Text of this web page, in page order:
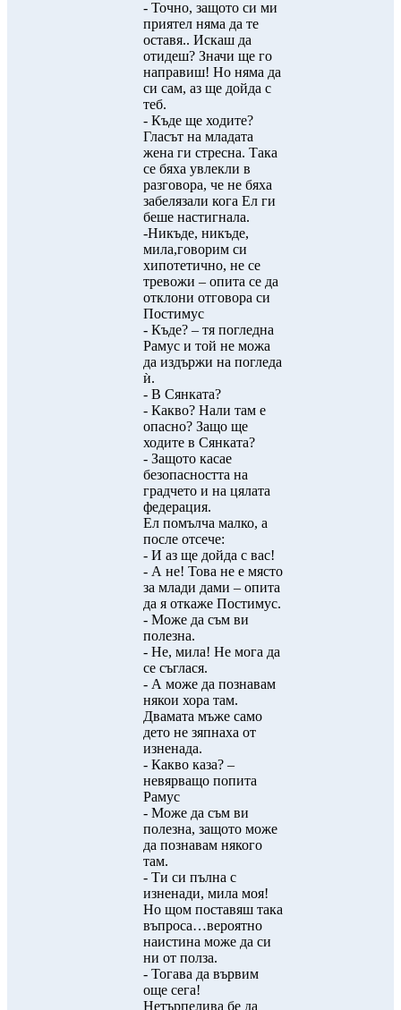
- Точно, защото си ми
приятел няма да те
оставя.. Искаш да
отидеш? Значи ще го
направиш! Но няма да
си сам, аз ще дойда с
теб.
- Къде ще ходите?
Гласът на младата
жена ги стресна. Така
се бяха увлекли в
разговора, че не бяха
забелязали кога Ел ги
беше настигнала.
-Никъде, никъде,
мила,говорим си
хипотетично, не се
тревожи – опита се да
отклони отговора си
Постимус
- Къде? – тя погледна
Рамус и той не можа
да издържи на погледа
ѝ.
- В Сянката?
- Какво? Нали там е
опасно? Защо ще
ходите в Сянката?
- Защото касае
безопасността на
градчето и на цялата
федерация.
Ел помълча малко, а
после отсече:
- И аз ще дойда с вас!
- А не! Това не е място
за млади дами – опита
да я откаже Постимус.
- Може да съм ви
полезна.
- Не, мила! Не мога да
се съглася.
- А може да познавам
някои хора там.
Двамата мъже само
дето не зяпнаха от
изненада.
- Какво каза? –
невярващо попита
Рамус
- Може да съм ви
полезна, защото може
да познавам някого
там.
- Ти си пълна с
изненади, мила моя!
Но щом поставяш така
въпроса…вероятно
наистина може да си
ни от полза.
- Тогава да вървим
още сега!
Нетърпелива бе да